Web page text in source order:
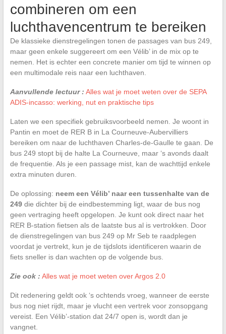
combineren om een
luchthavencentrum te bereiken
De klassieke dienstregelingen tonen de passages van bus 249,
maar geen enkele suggereert om een Vélib’ in de mix op te
nemen. Het is echter een concrete manier om tijd te winnen op
een multimodale reis naar een luchthaven.
Aanvullende lectuur : Alles wat je moet weten over de SEPA
ADIS-incasso: werking, nut en praktische tips
Laten we een specifiek gebruiksvoorbeeld nemen. Je woont in
Pantin en moet de RER B in La Courneuve-Aubervilliers
bereiken om naar de luchthaven Charles-de-Gaulle te gaan. De
bus 249 stopt bij de halte La Courneuve, maar ‘s avonds daalt
de frequentie. Als je een passage mist, kan de wachttijd enkele
extra minuten duren.
De oplossing: neem een Vélib’ naar een tussenhalte van de
249die dichter bij de eindbestemming ligt, waar de bus nog
geen vertraging heeft opgelopen. Je kunt ook direct naar het
RER B-station fietsen als de laatste bus al is vertrokken. Door
de dienstregelingen van bus 249 op Mr Seb te raadplegen
voordat je vertrekt, kun je de tijdslots identificeren waarin de
fiets sneller is dan wachten op de volgende bus.
Zie ook : Alles wat je moet weten over Argos 2.0
Dit redenering geldt ook ‘s ochtends vroeg, wanneer de eerste
bus nog niet rijdt, maar je vlucht een vertrek voor zonsopgang
vereist. Een Vélib’-station dat 24/7 open is, wordt dan je
vangnet.